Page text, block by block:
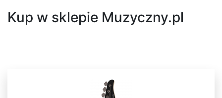
Kup w sklepie Muzyczny.pl